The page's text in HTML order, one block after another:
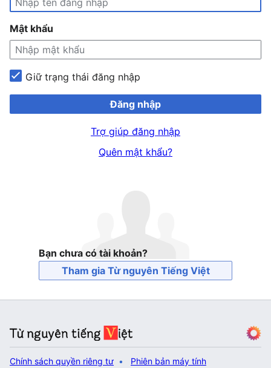
Mật khẩu
Giữ trạng thái đăng nhập
Đăng nhập
Trợ giúp đăng nhập
Quên mật khẩu?
Bạn chưa có tài khoản?
Tham gia Từ nguyên Tiếng Việt
Chính sách quyền riêng tư Phiên bản máy tính